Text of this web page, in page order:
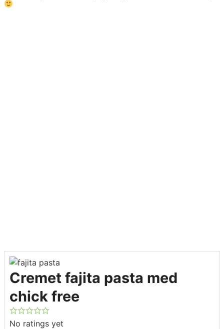
Cremet fajita pasta med
chick free
No ratings yet